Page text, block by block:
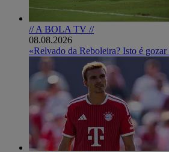
// A BOLA TV //
08.08.2026
«Relvado da Reboleira? Isto é gozar